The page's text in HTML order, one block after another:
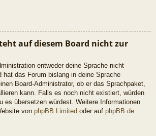
auf diesem Board nicht zur
entweder deine Sprache nicht
hat das Forum bislang in deine Sprache
Board-Administrator, ob er das Sprachpaket,
kann. Falls es noch nicht existiert, würden
es übersetzen würdest. Weitere Informationen
von phpBB Limited oder auf phpBB.de